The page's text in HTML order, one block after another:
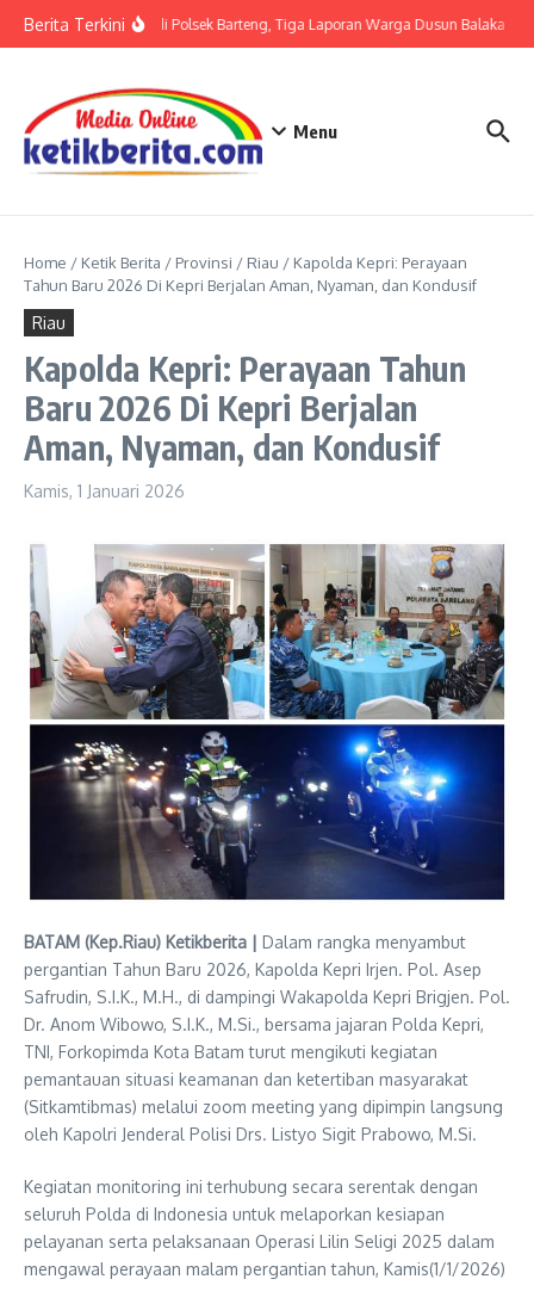
Berita TerkiniTerkait LP di Polsek Barteng, Tiga Laporan Warga Dusun Balaka di
Menu
Home / Ketik Berita / Provinsi / Riau / Kapolda Kepri: Perayaan
Tahun Baru 2026 Di Kepri Berjalan Aman, Nyaman, dan Kondusif
Riau
Kapolda Kepri: Perayaan Tahun
Baru 2026 Di Kepri Berjalan
Aman, Nyaman, dan Kondusif
Kamis, 1 Januari 2026
BATAM (Kep.Riau) Ketikberita | Dalam rangka menyambut
pergantian Tahun Baru 2026, Kapolda Kepri Irjen. Pol. Asep
Safrudin, S.I.K., M.H., di dampingi Wakapolda Kepri Brigjen. Pol.
Dr. Anom Wibowo, S.I.K., M.Si., bersama jajaran Polda Kepri,
TNI, Forkopimda Kota Batam turut mengikuti kegiatan
pemantauan situasi keamanan dan ketertiban masyarakat
(Sitkamtibmas) melalui zoom meeting yang dipimpin langsung
oleh Kapolri Jenderal Polisi Drs. Listyo Sigit Prabowo, M.Si.
Kegiatan monitoring ini terhubung secara serentak dengan
seluruh Polda di Indonesia untuk melaporkan kesiapan
pelayanan serta pelaksanaan Operasi Lilin Seligi 2025 dalam
mengawal perayaan malam pergantian tahun, Kamis(1/1/2026)